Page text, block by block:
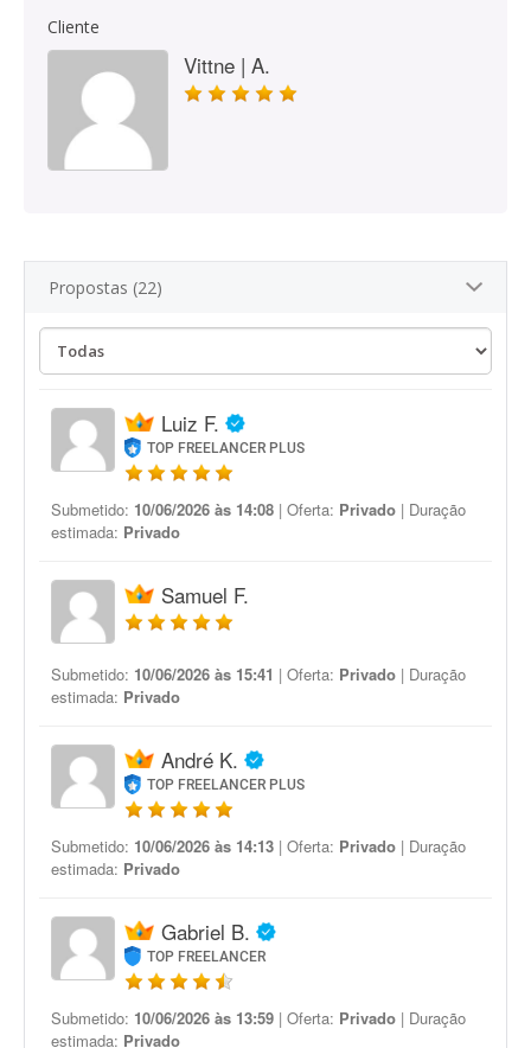
Cliente
Vittne | A.
Propostas (22)
Luiz F.
TOP FREELANCER PLUS
Submetido: 10/06/2026 às 14:08 | Oferta: Privado | Duração
estimada: Privado
Samuel F.
Submetido: 10/06/2026 às 15:41 | Oferta: Privado | Duração
estimada: Privado
André K.
TOP FREELANCER PLUS
Submetido: 10/06/2026 às 14:13 | Oferta: Privado | Duração
estimada: Privado
Gabriel B.
TOP FREELANCER
Submetido: 10/06/2026 às 13:59 | Oferta: Privado | Duração
estimada: Privado